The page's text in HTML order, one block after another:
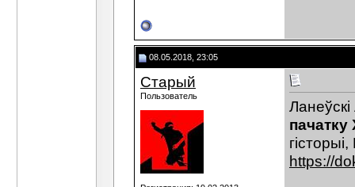
08.05.2018, 23:05
Старый
Пользователь
пачатку
https://